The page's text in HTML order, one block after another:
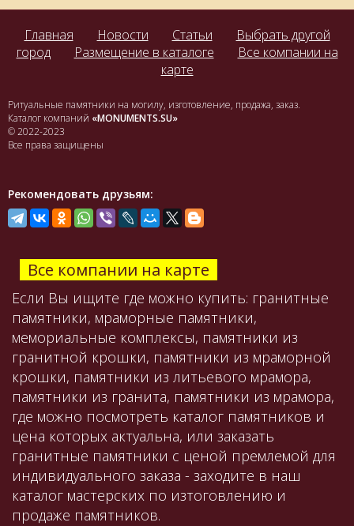
Главная Новости Статьи
Выбрать другой
город
Размещение в каталоге
Все компании на
карте
Ритуальные памятники на могилу, изготовление, продажа, заказ.
Каталог компаний «MONUMENTS.SU»
© 2022-2023
Все права защищены
Рекомендовать друзьям:
Все компании на карте
Если Вы ищите где можно купить: гранитные
памятники, мраморные памятники,
мемориальные комплексы, памятники из
гранитной крошки, памятники из мраморной
крошки, памятники из литьевого мрамора,
памятники из гранита, памятники из мрамора,
где можно посмотреть каталог памятников и
цена которых актуальна, или заказать
гранитные памятники с ценой премлемой для
индивидуального заказа - заходите в наш
каталог мастерских по изтоговлению и
продаже памятников.